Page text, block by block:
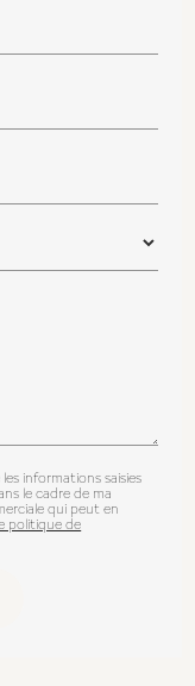
informations saisies
le cadre de ma
qui peut en
politique de